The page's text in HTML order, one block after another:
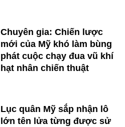
Chuyên gia: Chiến lược
mới của Mỹ khó làm bùng
phát cuộc chạy đua vũ khí
hạt nhân chiến thuật
Lục quân Mỹ sắp nhận lô
lớn tên lửa từng được sử